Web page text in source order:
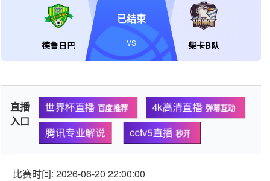
德鲁日巴 柴卡B队
已结束
VS
直播
入口
世界杯直播 百度推荐 4k高清直播 弹幕互动
腾讯专业解说 cctv5直播 秒开
比赛时间: 2026-06-20 22:00:00